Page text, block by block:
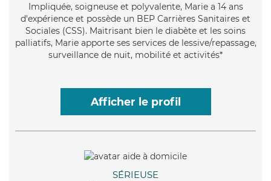
Impliquée, soigneuse et polyvalente, Marie a 14 ans
d'expérience et possède un BEP Carrières Sanitaires et
Sociales (CSS). Maitrisant bien le diabète et les soins
palliatifs, Marie apporte ses services de lessive/repassage,
surveillance de nuit, mobilité et activités*
Afficher le profil
SÉRIEUSE